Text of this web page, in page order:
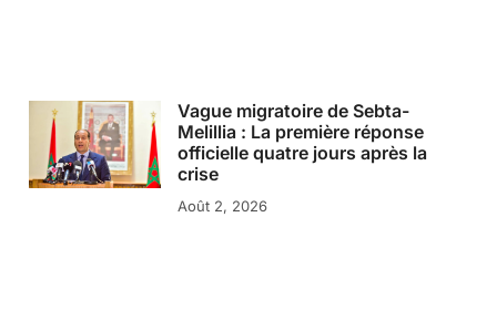
Vague migratoire de Sebta-
Melillia : La première réponse
officielle quatre jours après la
crise
Août 2, 2026